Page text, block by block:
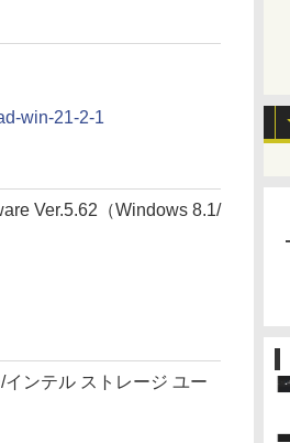
win-21-2-1
Ver.5.62（Windows 8.1/
インテル ストレージ ユー